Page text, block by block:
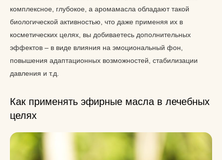
комплексное, глубокое, а аромамасла обладают такой
биологической активностью, что даже применяя их в
косметических целях, вы добиваетесь дополнительных
эффектов – в виде влияния на эмоциональный фон,
повышения адаптационных возможностей, стабилизации
давления и т.д.
Как применять эфирные масла в лечебных
целях